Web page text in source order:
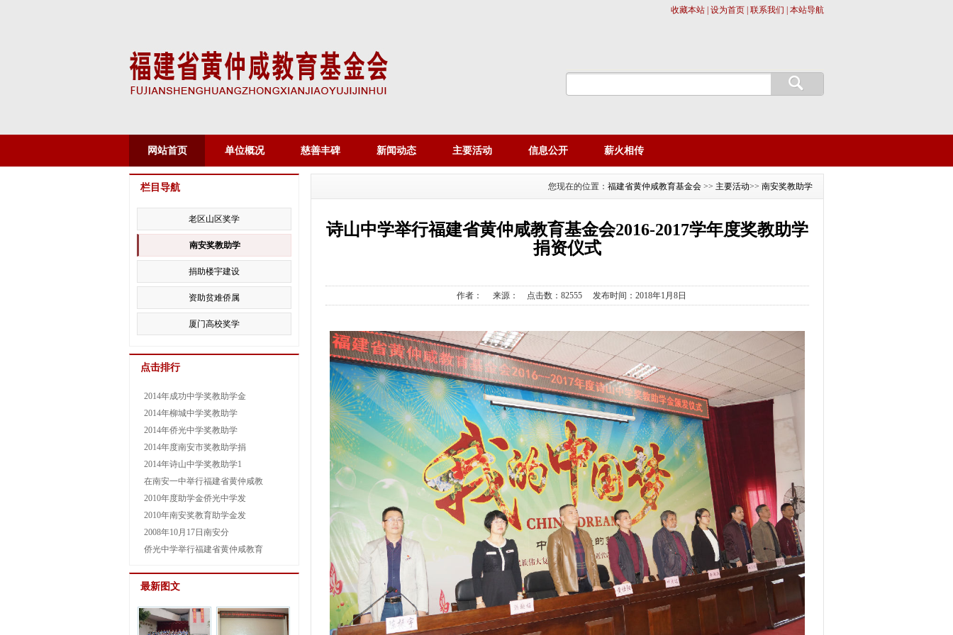
收藏本站 | 设为首页 | 联系我们 | 本站导航
网站首页 单位概况 慈善丰碑 新闻动态 主要活动 信息公开 薪火相传
您现在的位置： 福建省黄仲咸教育基金会 >> 主要活动>> 南安奖教助学
诗山中学举行福建省黄仲咸教育基金会2016-2017学年度奖教助学
捐资仪式
作者： 来源： 点击数：82555 发布时间：2018年1月8日
栏目导航
老区山区奖学
南安奖教助学
捐助楼宇建设
资助贫难侨属
厦门高校奖学
点击排行
2014年成功中学奖教助学金
2014年柳城中学奖教助学
2014年侨光中学奖教助学
2014年度南安市奖教助学捐
2014年诗山中学奖教助学1
在南安一中举行福建省黄仲咸教
2010年度助学金侨光中学发
2010年南安奖教育助学金发
2008年10月17日南安分
侨光中学举行福建省黄仲咸教育
最新图文